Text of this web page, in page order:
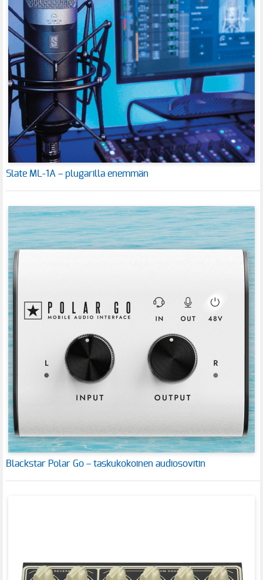
Slate ML-1A – plugarilla enemmän
Blackstar Polar Go – taskukokoinen audiosovitin